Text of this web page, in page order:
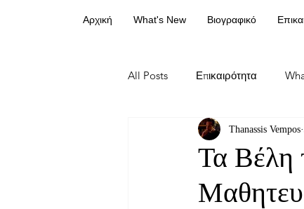
Αρχική What's New Βιογραφικό
All Posts Επικαιρότητα
Τα Βέλη
Thanassis Vempos